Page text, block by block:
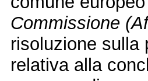
Commissione
risoluzione sulla
relativa alla